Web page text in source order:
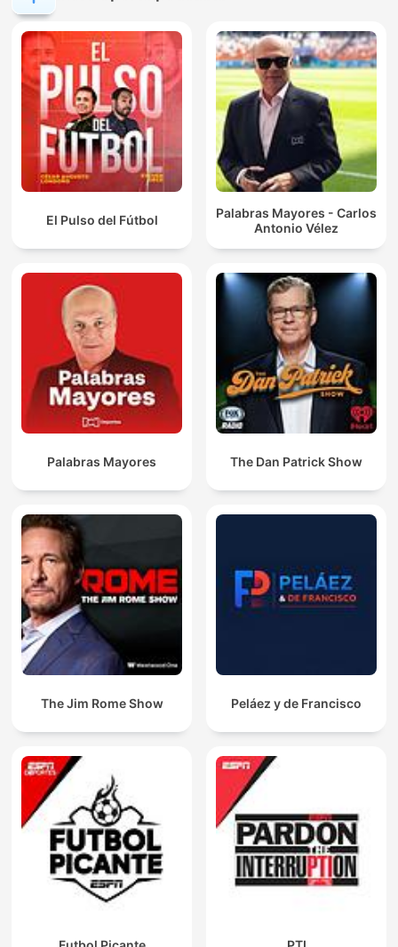
El Pulso del Fútbol
Palabras Mayores - Carlos
Antonio Vélez
Palabras Mayores The Dan Patrick Show
The Jim Rome Show Peláez y de Francisco